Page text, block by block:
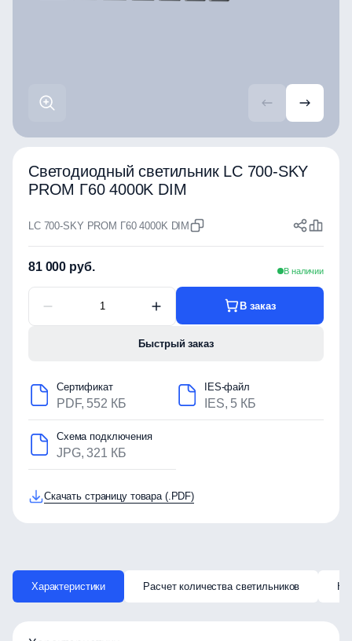
Светодиодный светильник LC 700-SKY
PROM Г60 4000K DIM
LC 700-SKY PROM Г60 4000K DIM
81 000 руб. В наличии
В заказ
Быстрый заказ
Сертификат
PDF, 552 КБ
IES-файл
IES, 5 КБ
Схема подключения
JPG, 321 КБ
Скачать страницу товара (.PDF)
Характеристики Расчет количества светильников